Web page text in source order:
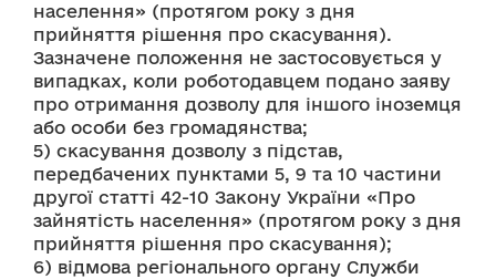
населення» (протягом року з дня
прийняття рішення про скасування).
Зазначене положення не застосовується у
випадках, коли роботодавцем подано заяву
про отримання дозволу для іншого іноземця
або особи без громадянства;
5) скасування дозволу з підстав,
передбачених пунктами 5, 9 та 10 частини
другої статті 42-10 Закону України «Про
зайнятість населення» (протягом року з дня
прийняття рішення про скасування);
6) відмова регіонального органу Служби